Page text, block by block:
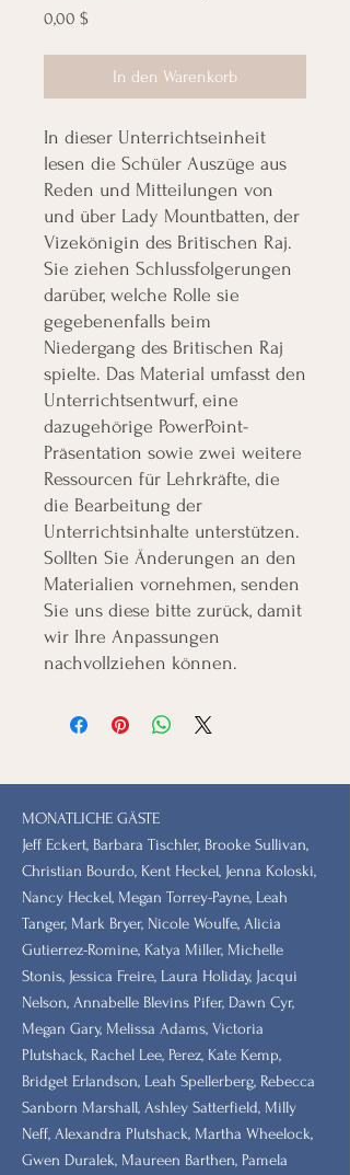
0,00 $Preis
In den Warenkorb
In dieser Unterrichtseinheit
lesen die Schüler Auszüge aus
Reden und Mitteilungen von
und über Lady Mountbatten, der
Vizekönigin des Britischen Raj.
Sie ziehen Schlussfolgerungen
darüber, welche Rolle sie
gegebenenfalls beim
Niedergang des Britischen Raj
spielte. Das Material umfasst den
Unterrichtsentwurf, eine
dazugehörige PowerPoint-
Präsentation sowie zwei weitere
Ressourcen für Lehrkräfte, die
die Bearbeitung der
Unterrichtsinhalte unterstützen.
Sollten Sie Änderungen an den
Materialien vornehmen, senden
Sie uns diese bitte zurück, damit
wir Ihre Anpassungen
nachvollziehen können.
MONATLICHE GÄSTE
Jeff Eckert, Barbara Tischler, Brooke Sullivan,
Christian Bourdo, Kent Heckel, Jenna Koloski,
Nancy Heckel, Megan Torrey-Payne, Leah
Tanger, Mark Bryer, Nicole Woulfe, Alicia
Gutierrez-Romine, Katya Miller, Michelle
Stonis, Jessica Freire, Laura Holiday, Jacqui
Nelson, Annabelle Blevins Pifer, Dawn Cyr,
Megan Gary, Melissa Adams, Victoria
Plutshack, Rachel Lee, Perez, Kate Kemp,
Bridget Erlandson, Leah Spellerberg, Rebecca
Sanborn Marshall, Ashley Satterfield, Milly
Neff, Alexandra Plutshack, Martha Wheelock,
Gwen Duralek, Maureen Barthen, Pamela